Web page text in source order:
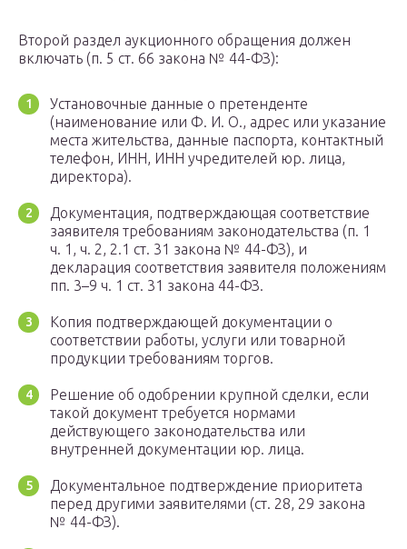
Второй раздел аукционного обращения должен
включать (п. 5 ст. 66 закона № 44-ФЗ):
Установочные данные о претенденте
(наименование или Ф. И. О., адрес или указание
места жительства, данные паспорта, контактный
телефон, ИНН, ИНН учредителей юр. лица,
директора).
Документация, подтверждающая соответствие
заявителя требованиям законодательства (п. 1
ч. 1, ч. 2, 2.1 ст. 31 закона № 44-ФЗ), и
декларация соответствия заявителя положениям
пп. 3–9 ч. 1 ст. 31 закона 44-ФЗ.
Копия подтверждающей документации о
соответствии работы, услуги или товарной
продукции требованиям торгов.
Решение об одобрении крупной сделки, если
такой документ требуется нормами
действующего законодательства или
внутренней документации юр. лица.
Документальное подтверждение приоритета
перед другими заявителями (ст. 28, 29 закона
№ 44-ФЗ).